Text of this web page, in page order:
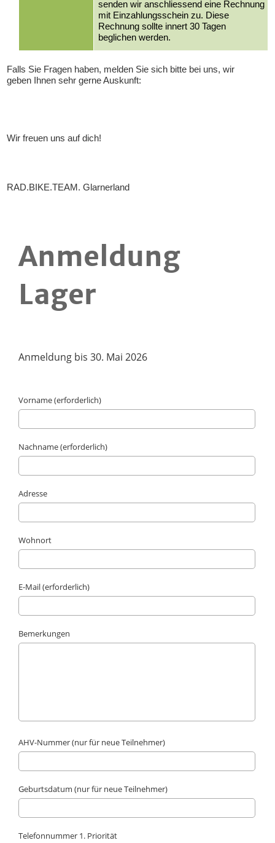
senden wir anschliessend eine Rechnung
mit Einzahlungsschein zu. Diese
Rechnung sollte innert 30 Tagen
beglichen werden.
Falls Sie Fragen haben, melden Sie sich bitte bei uns, wir
geben Ihnen sehr gerne Auskunft:
Wir freuen uns auf dich!
RAD.BIKE.TEAM. Glarnerland
Anmeldung
Lager
Anmeldung bis 30. Mai 2026
Vorname (erforderlich)
Nachname (erforderlich)
Adresse
Wohnort
E-Mail (erforderlich)
Bemerkungen
AHV-Nummer (nur für neue Teilnehmer)
Geburtsdatum (nur für neue Teilnehmer)
Telefonnummer 1. Priorität